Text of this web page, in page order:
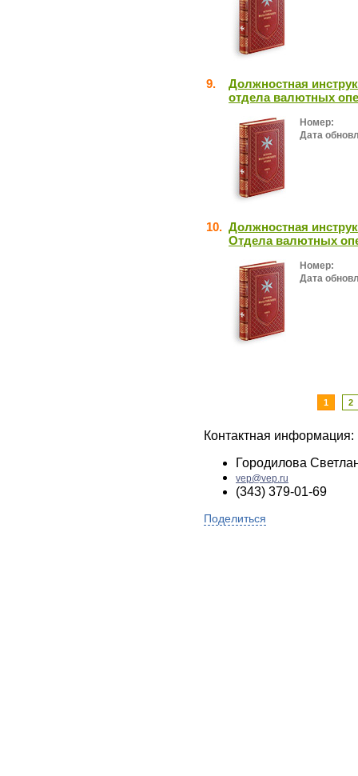
9.
Должностная
отдела валютных
Номер:
Дата
10. Должностная
Отдела валютных
Номер:
Дата
1 2
Контактная информация:
Городилова
vep@vep.ru
(343) 379-01-69
Поделиться